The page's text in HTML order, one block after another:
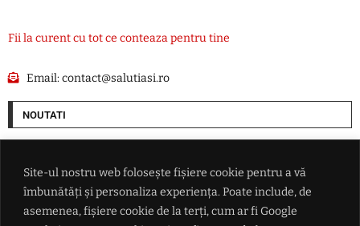
Site-ul nostru web folosește fișiere cookie pentru a vă
îmbunătăți și personaliza experiența. Poate include, de
asemenea, fișiere cookie de la terți, cum ar fi Google
Fii la curent cu tot ce conteaza pentru tine
Email:contact@salutiasi.ro
NOUTATI
pentru o mină de scandiu din Australia
Ucraina lovește două rafinării din Rusia într-un atac cu aproape 400 de